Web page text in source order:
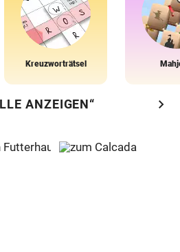
Kreuzworträtsel
ANZEIGEN“ chevron_right